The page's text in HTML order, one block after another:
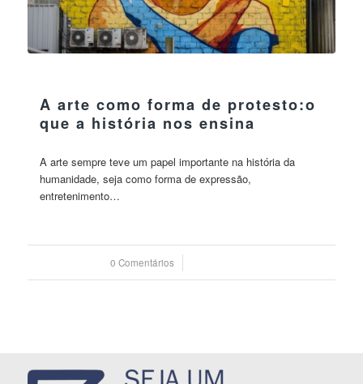
A arte como forma de protesto:o
que a história nos ensina
A arte sempre teve um papel importante na história da
humanidade, seja como forma de expressão,
entretenimento…
0 Comentários
/